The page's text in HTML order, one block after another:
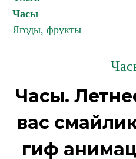
Часы
Ягоды, фрукты
Часы.
вас
гиф